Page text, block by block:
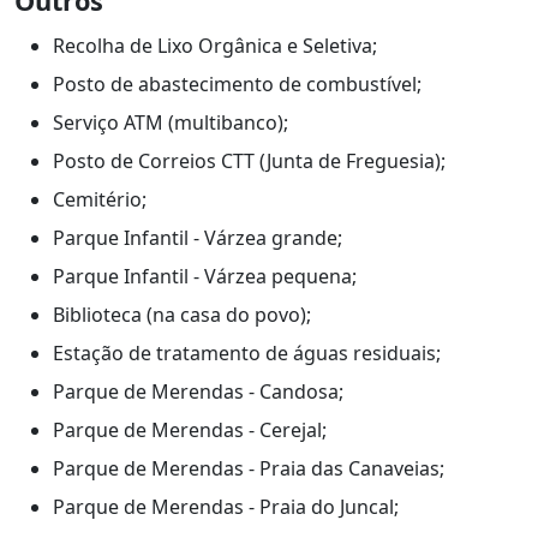
Recolha de Lixo Orgânica e Seletiva;
Posto de abastecimento de combustível;
Serviço ATM (multibanco);
Posto de Correios CTT (Junta de Freguesia);
Cemitério;
Parque Infantil - Várzea grande;
Parque Infantil - Várzea pequena;
Biblioteca (na casa do povo);
Estação de tratamento de águas residuais;
Parque de Merendas - Candosa;
Parque de Merendas - Cerejal;
Parque de Merendas - Praia das Canaveias;
Parque de Merendas - Praia do Juncal;